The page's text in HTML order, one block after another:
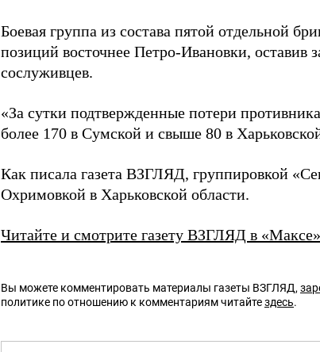
Боевая группа из состава пятой отдельной
позиций восточнее Петро-Ивановки, оставив
сослуживцев.
«За сутки подтвержденные потери
более 170 в Сумской и свыше 80 в
Как писала газета ВЗГЛЯД, группировкой
Охримовкой в Харьковской области.
Читайте и смотрите газету ВЗГЛЯД в
Вы можете комментировать материалы газеты ВЗГЛЯД,
политике по отношению к комментариям читайтездесь.